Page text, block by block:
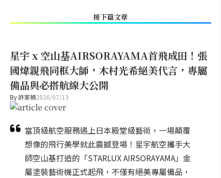
接下篇文章
星宇 x 空山基AIRSORAYAMA首飛成田！張
國煒親飛同框大師，木村光希絕美代言，專屬
備品與必搭航線大公開
By許家禎2026/07/13
當頂級航空服務遇上日本殿堂級藝術，一場顛覆
想像的飛行美學就此震撼登場！星宇航空攜手大
師空山基打造的「STARLUX AIRSORAYAMA」金
屬塗裝藝術機正式起飛，不僅有絕美專屬備品，